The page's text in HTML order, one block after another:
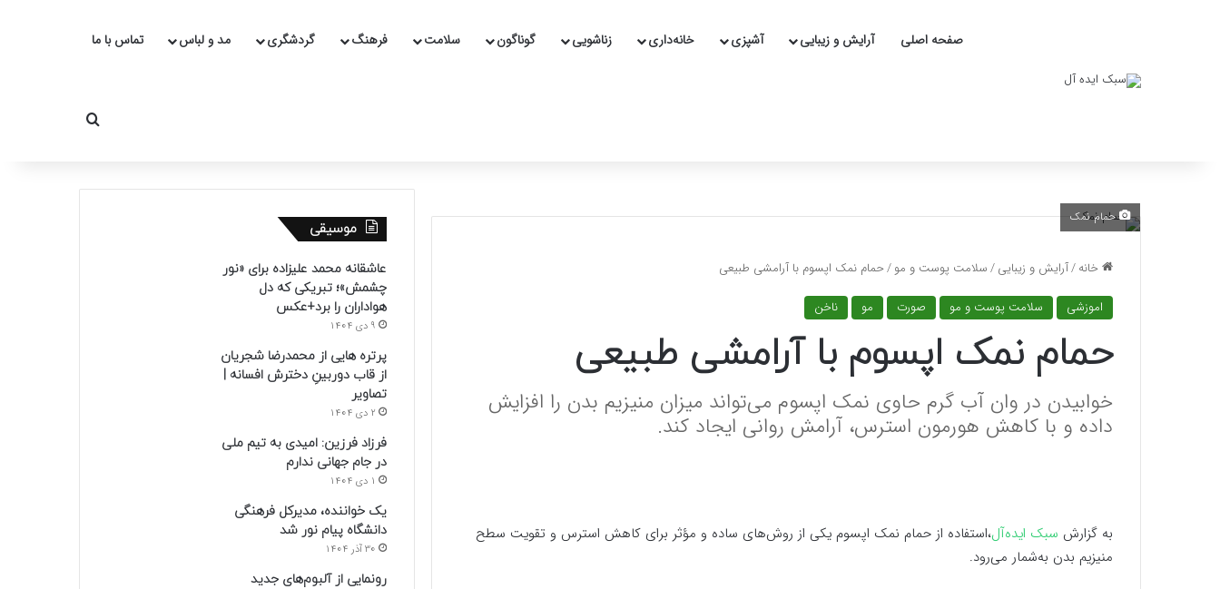
صفحه اصلی آرایش و زیبایی آشپزی خانه‌داری زناشویی گوناگون سلامت فرهنگ گردشگری مد و لباس تماس با ما
جستجو برای
حمام نمک
خانه/آرایش و زیبایی/سلامت پوست و مو/حمام نمک اپسوم با آرامشی طبیعی
اموزشی سلامت پوست و مو صورت مو ناخن
حمام نمک اپسوم با آرامشی طبیعی
خوابیدن در وان آب گرم حاوی نمک اپسوم می‌تواند میزان منیزیم بدن را افزایش
داده و با کاهش هورمون استرس، آرامش روانی ایجاد کند.
به گزارش سبک ایده‌آل،استفاده از حمام نمک اپسوم یکی از روش‌های ساده و مؤثر برای کاهش استرس و تقویت سطح
منیزیم بدن به‌شمار می‌رود.
موسیقی
عاشقانه محمد علیزاده برای «نور
چشمش»؛ تبریکی که دل
هواداران را برد+عکس
9 دی 1404
پرتره هایی از محمدرضا شجریان
از قاب دوربینِ دخترش افسانه |
تصاویر
2 دی 1404
فرزاد فرزین: امیدی به تیم ملی
در جام جهانی ندارم
1 دی 1404
یک خواننده، مدیرکل فرهنگی
دانشگاه پیام نور شد
30 آذر 1404
رونمایی از آلبوم‌های جدید